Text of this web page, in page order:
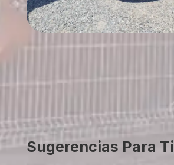
Sugerencias Para Ti